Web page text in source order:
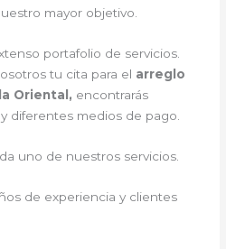
mayor objetivo.
portafolio de servicios.
tu cita para el arreglo
Oriental, encontrarás
diferentes medios de pago.
uno de nuestros servicios.
de experiencia y clientes